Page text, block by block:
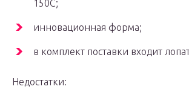
150C;
инновационная форма;
в комплект поставки входит
Недостатки: